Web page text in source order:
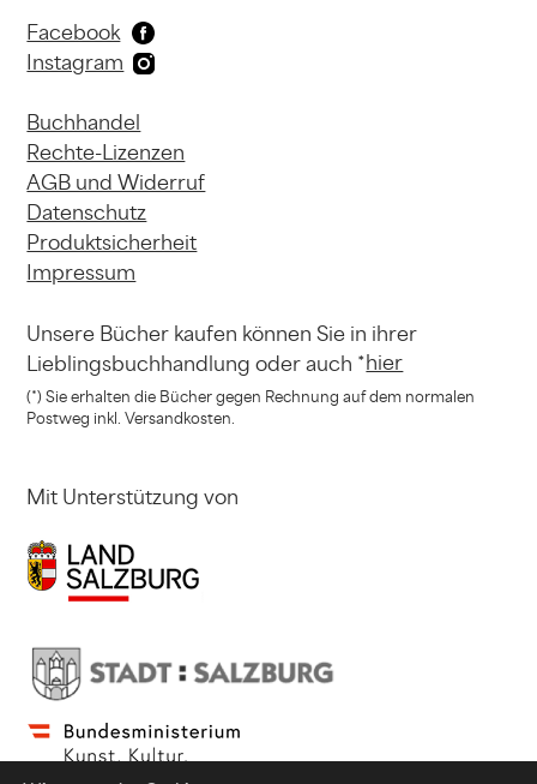
Facebook
Instagram
Buchhandel
Rechte-Lizenzen
AGB und Widerruf
Datenschutz
Produktsicherheit
Impressum
Unsere Bücher kaufen könnenSie in ihrer
Lieblingsbuchhandlung oder auch *hier
(*) Sie erhalten die Bücher gegen Rechnung auf dem normalen
Postweg inkl. Versandkosten.
Mit Unterstützung von